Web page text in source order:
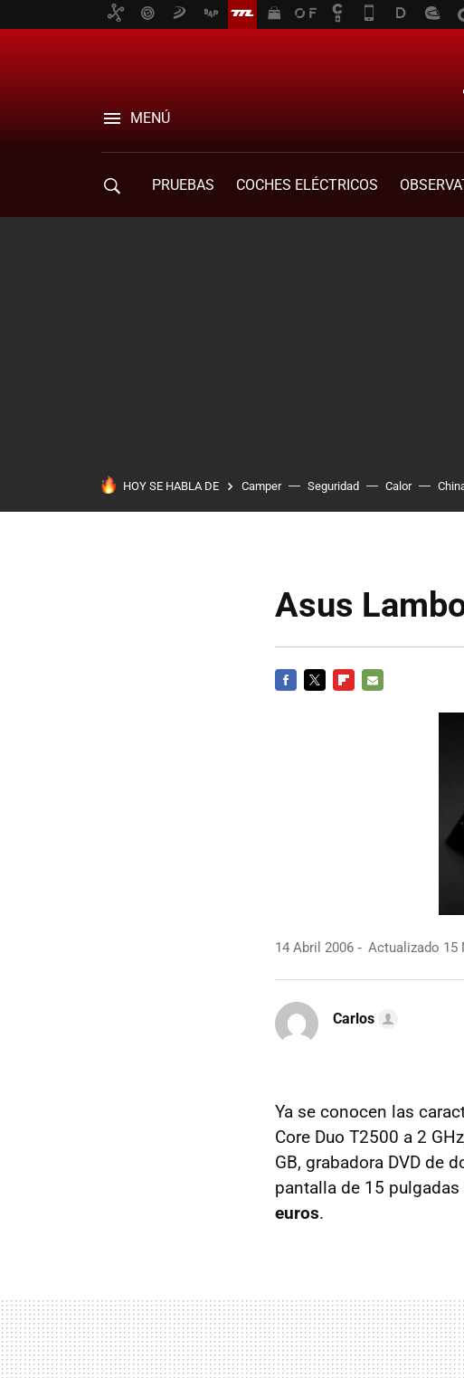
MENÚ
PRUEBAS COCHES ELÉCTRICOS
HOY SE HABLA DE Camper Seguridad Calor
Asus
14 Abril 2006 Actualizado 15
Carlos
Ya se conocen las
Core Duo T2500 a 2
GB, grabadora DVD de
pantalla de 15
euros.